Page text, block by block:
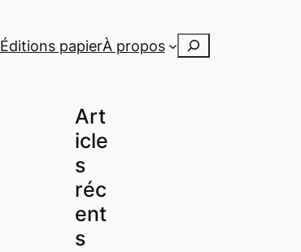
Éditions papierÀ propos Rechercher
Art
icle
s
réc
ent
s